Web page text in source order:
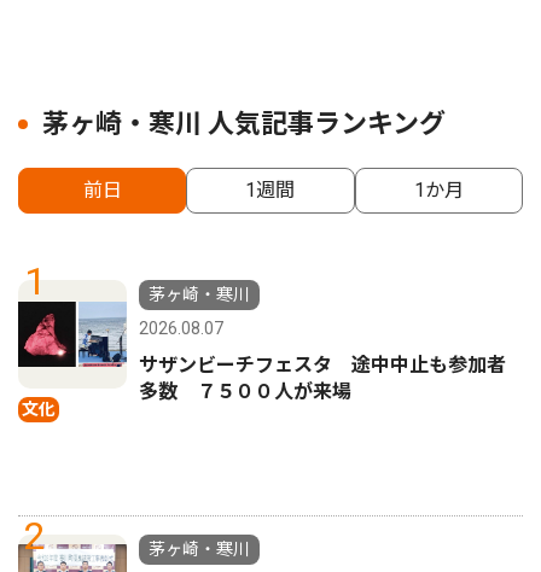
茅ヶ崎・寒川 人気記事ランキング
前日 1週間 1か月
1
文化
茅ヶ崎・寒川
2026.08.07
サザンビーチフェスタ 途中中止も参加者
多数 ７５００人が来場
2
茅ヶ崎・寒川